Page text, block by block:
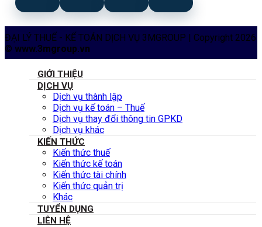
ĐẠI LÝ THUẾ - KẾ TOÁN DỊCH VỤ 3MGROUP | Copyright 2026
© www.3mgroup.vn
GIỚI THIỆU
DỊCH VỤ
Dịch vụ thành lập
Dịch vụ kế toán – Thuế
Dịch vụ thay đổi thông tin GPKD
Dịch vụ khác
KIẾN THỨC
Kiến thức thuế
Kiến thức kế toán
Kiến thức tài chính
Kiến thức quản trị
Khác
TUYỂN DỤNG
LIÊN HỆ